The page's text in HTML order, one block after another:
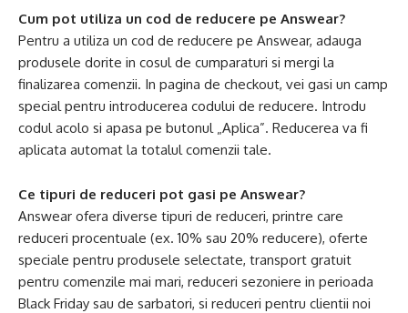
Cum pot utiliza un cod de reducere pe Answear?
Pentru a utiliza un cod de reducere pe Answear, adauga
produsele dorite in cosul de cumparaturi si mergi la
finalizarea comenzii. In pagina de checkout, vei gasi un camp
special pentru introducerea codului de reducere. Introdu
codul acolo si apasa pe butonul „Aplica”. Reducerea va fi
aplicata automat la totalul comenzii tale.
Ce tipuri de reduceri pot gasi pe Answear?
Answear ofera diverse tipuri de reduceri, printre care
reduceri procentuale (ex. 10% sau 20% reducere), oferte
speciale pentru produsele selectate, transport gratuit
pentru comenzile mai mari, reduceri sezoniere in perioada
Black Friday sau de sarbatori, si reduceri pentru clientii noi